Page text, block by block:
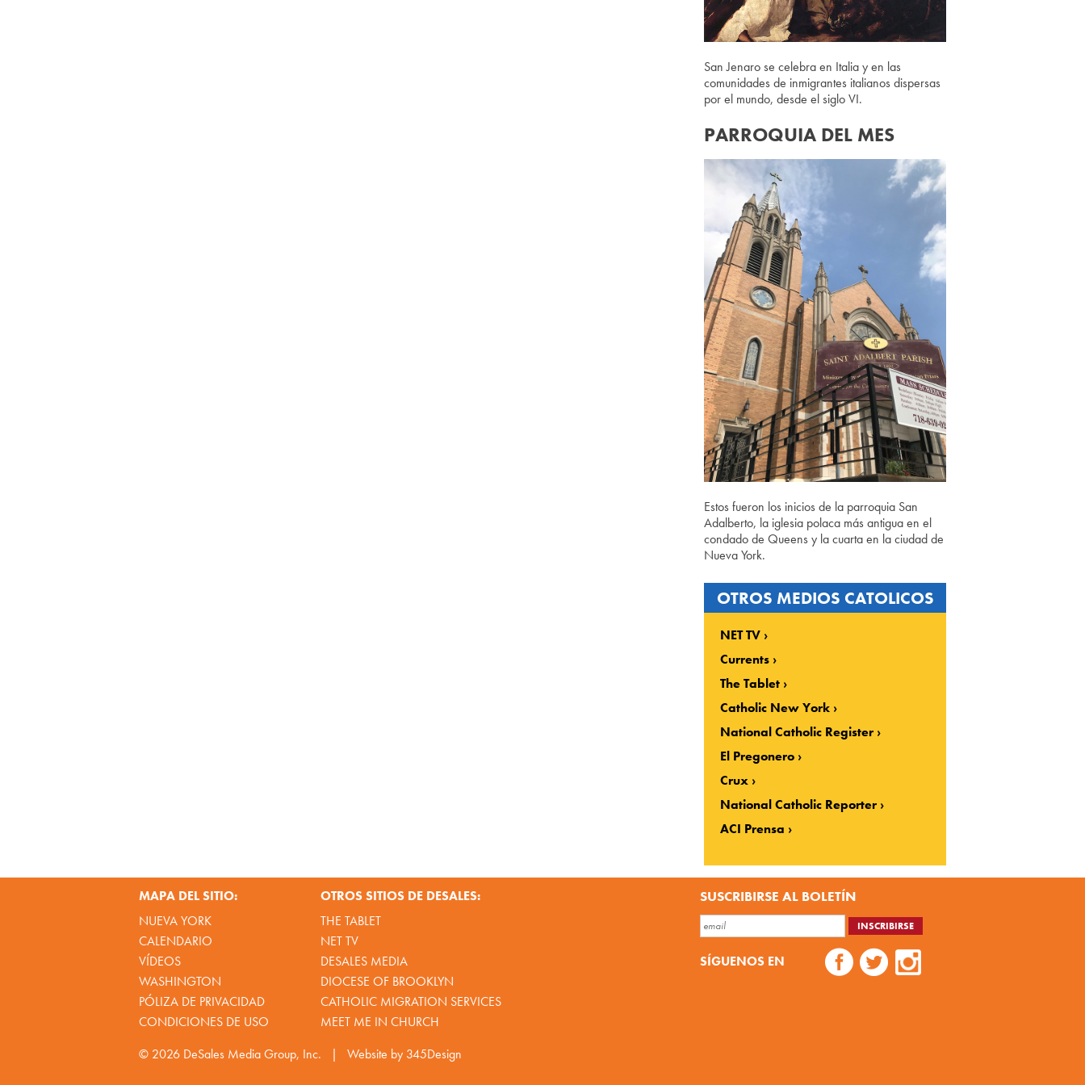
San Jenaro se celebra en Italia y en las
comunidades de inmigrantes italianos dispersas
por el mundo, desde el siglo VI.
PARROQUIA DEL MES
Estos fueron los inicios de la parroquia San
Adalberto, la iglesia polaca más antigua en el
condado de Queens y la cuarta en la ciudad de
Nueva York.
OTROS MEDIOS CATOLICOS
NET TV
Currents
The Tablet
Catholic New York
National Catholic Register
El Pregonero
Crux
National Catholic Reporter
ACI Prensa
MAPA DEL SITIO:
NUEVA YORK
CALENDARIO
VÍDEOS
WASHINGTON
PÓLIZA DE PRIVACIDAD
CONDICIONES DE USO
OTROS SITIOS DE DESALES:
THE TABLET
NET TV
DESALES MEDIA
DIOCESE OF BROOKLYN
CATHOLIC MIGRATION SERVICES
MEET ME IN CHURCH
SUSCRIBIRSE AL BOLETÍN
SÍGUENOS EN
© 2026 DeSales Media Group, Inc. | Website by 345Design